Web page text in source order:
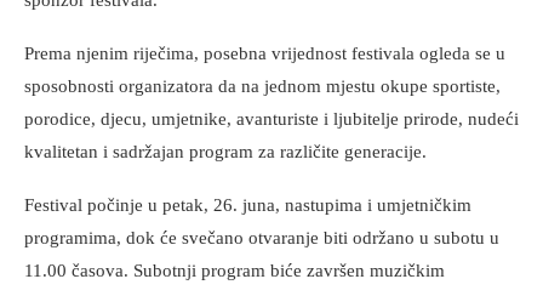
Prema njenim riječima, posebna vrijednost festivala ogleda se u
sposobnosti organizatora da na jednom mjestu okupe sportiste,
porodice, djecu, umjetnike, avanturiste i ljubitelje prirode, nudeći
kvalitetan i sadržajan program za različite generacije.
Festival počinje u petak, 26. juna, nastupima i umjetničkim
programima, dok će svečano otvaranje biti održano u subotu u
11.00 časova. Subotnji program biće završen muzičkim